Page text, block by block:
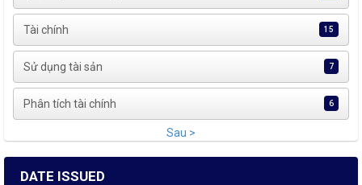
Tài chính 15
Sử dụng tài sản 7
Phân tích tài chính 6
Sau >
DATE ISSUED